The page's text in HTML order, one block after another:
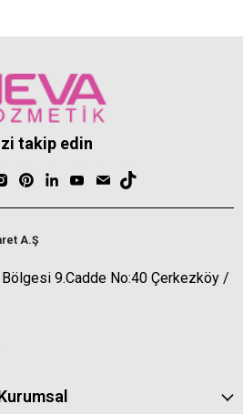
Siyah
takip edin
A.Ş
9.Cadde No:40 Çerkezköy /